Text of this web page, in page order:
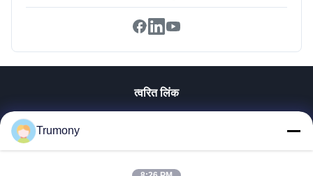
त्वरित लिंक
वीडियो
हमारे बारे में
Trumony